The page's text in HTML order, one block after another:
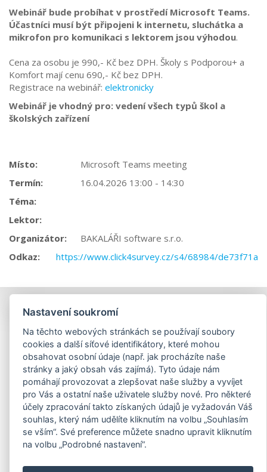
Webinář bude probíhat v prostředí Microsoft Teams.
Účastníci musí být připojeni k internetu, sluchátka a
mikrofon pro komunikaci s lektorem jsou výhodou.
Cena za osobu je 990,- Kč bez DPH. Školy s Podporou+ a
Komfort mají cenu 690,- Kč bez DPH.
Registrace na webinář: elektronicky
Webinář je vhodný pro: vedení všech typů škol a
školských zařízení
Místo:
Microsoft Teams meeting
Termín:
16.04.2026 13:00 - 14:30
Téma:
Lektor:
Organizátor:
BAKALÁŘI software s.r.o.
Odkaz:
https://www.click4survey.cz/s4/68984/de73f71a
Nastavení soukromí
Na těchto webových stránkách se používají soubory
cookies a další síťové identifikátory, které mohou
obsahovat osobní údaje (např. jak procházíte naše
stránky a jaký obsah vás zajímá). Tyto údaje nám
pomáhají provozovat a zlepšovat naše služby a vyvíjet
pro Vás a ostatní naše uživatele služby nové. Pro některé
účely zpracování takto získaných údajů je vyžadován Váš
souhlas, který nám udělíte kliknutím na volbu „Souhlasím
se vším“. Své preference můžete snadno upravit kliknutím
na volbu „Podrobné nastavení“.